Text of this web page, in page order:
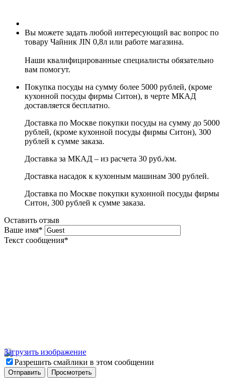
Вы можете задать любой интересующий вас вопрос по
товару Чайник JIN 0,8л или работе магазина.
Наши квалифицированные специалисты обязательно
вам помогут.
Покупка посуды на сумму более 5000 рублей, (кроме
кухонной посуды фирмы Ситон), в черте МКАД
доставляется бесплатно.
Доставка по Москве покупки посуды на сумму до 5000
рублей, (кроме кухонной посуды фирмы Ситон), 300
рублей к сумме заказа.
Доставка за МКАД – из расчета 30 руб./км.
Доставка насадок к кухонным машинам 300 рублей.
Доставка по Москве покупки кухонной посуды фирмы
Ситон, 300 рублей к сумме заказа.
Оставить отзыв
Ваше имя*
Текст сообщения*
Загрузить изображение
Разрешить смайлики в этом сообщении